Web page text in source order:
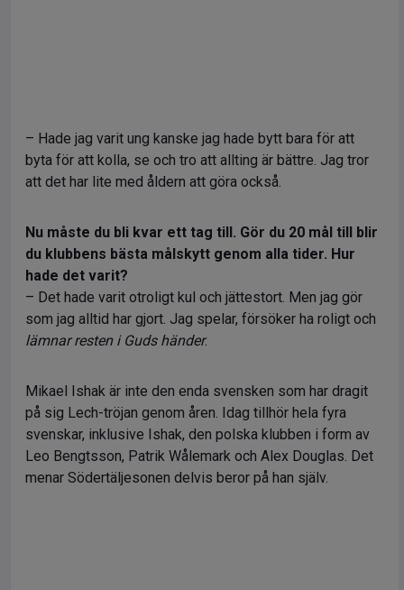
– Hade jag varit ung kanske jag hade bytt bara för att
byta för att kolla, se och tro att allting är bättre. Jag tror
att det har lite med åldern att göra också.
Nu måste du bli kvar ett tag till. Gör du 20 mål till blir
du klubbens bästa målskytt genom alla tider. Hur
hade det varit?
– Det hade varit otroligt kul och jättestort. Men jag gör
som jag alltid har gjort. Jag spelar, försöker ha roligt och
lämnar resten i Guds händer.
Mikael Ishak är inte den enda svensken som har dragit
på sig Lech-tröjan genom åren. Idag tillhör hela fyra
svenskar, inklusive Ishak, den polska klubben i form av
Leo Bengtsson, Patrik Wålemark och Alex Douglas. Det
menar Södertäljesonen delvis beror på han själv.